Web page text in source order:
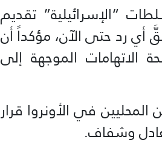
“الإسرائيلية” تقديم
أي رد حتى الآن، مؤكداً أن
الاتهامات الموجهة إلى
في الأونروا قرار
عادل وشفاف.